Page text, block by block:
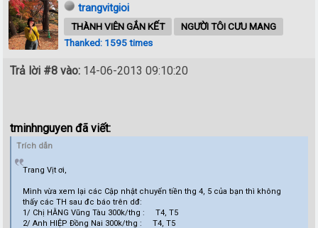
trangvitgioi
THÀNH VIÊN GẮN KẾT
NGƯỜI TÔI CƯU MANG
Thanked: 1595 times
Trả lời #8 vào: 14-06-2013 09:10:20
tminhnguyen đã viết:
Trích dẫn
Trang Vịt ơi,
Mình vừa xem lại các Cập nhật chuyển tiền thg 4, 5 của bạn thì không
thấy các TH sau đc báo trên dđ:
1/ Chị HẰNG Vũng Tàu 300k/thg : T4, T5
2/ Anh HIỆP Đồng Nai 300k/thg : T4, T5